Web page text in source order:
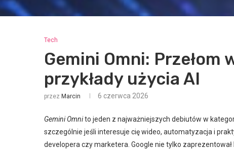
Tech
Gemini Omni:
przykłady użycia AI
przez Marcin 6 czerwca 2026
Gemini Omnito jeden z najważniejszych debiutów w
szczególnie jeśli interesuje cię wideo, automatyzacja i
developera czy marketera. Google nie tylko